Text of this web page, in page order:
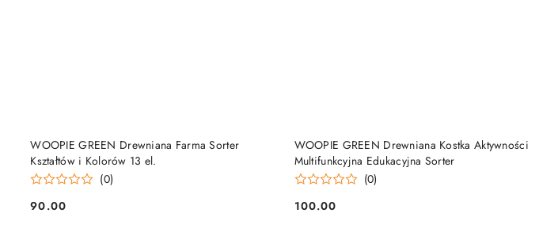
WOOPIE GREEN Drewniana Farma Sorter
Kształtów i Kolorów 13 el.
(0)
Cena:
90.00
DO KOSZYKA
WOOPIE GREEN Drewniana Kostka Aktywności
Multifunkcyjna Edukacyjna Sorter
(0)
Cena:
100.00
DO KOSZYKA